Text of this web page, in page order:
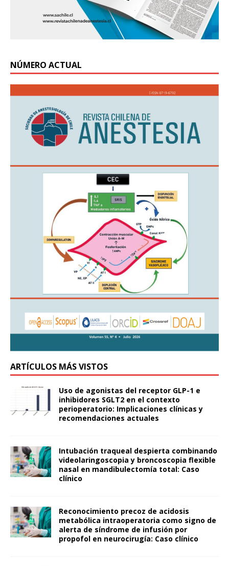
NÚMERO ACTUAL
ARTÍCULOS MÁS VISTOS
Uso de agonistas del receptor GLP-1 e
inhibidores SGLT2 en el contexto
perioperatorio: Implicaciones clínicas y
recomendaciones actuales
Intubación traqueal despierta combinando
videolaringoscopia y broncoscopia flexible
nasal en mandibulectomía total: Caso
clínico
Reconocimiento precoz de acidosis
metabólica intraoperatoria como signo de
alerta de síndrome de infusión por
propofol en neurocirugía: Caso clínico